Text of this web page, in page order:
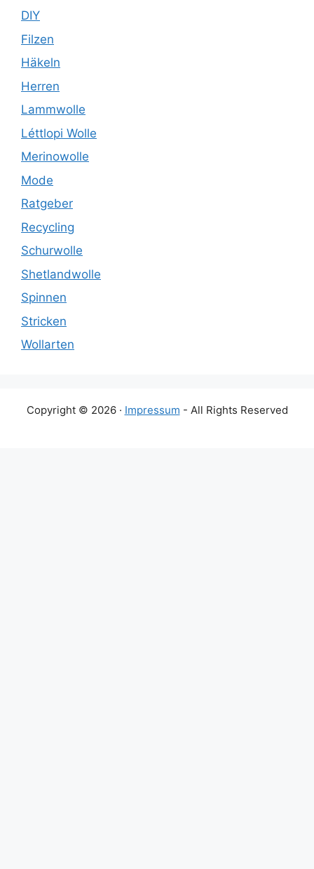
DIY
Filzen
Häkeln
Herren
Lammwolle
Léttlopi Wolle
Merinowolle
Mode
Ratgeber
Recycling
Schurwolle
Shetlandwolle
Spinnen
Stricken
Wollarten
Copyright © 2026 · Impressum - All Rights Reserved